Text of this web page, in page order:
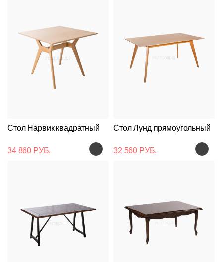
Стол Нарвик квадратный
34 860 РУБ.
Стол Лунд прямоугольный
32 560 РУБ.